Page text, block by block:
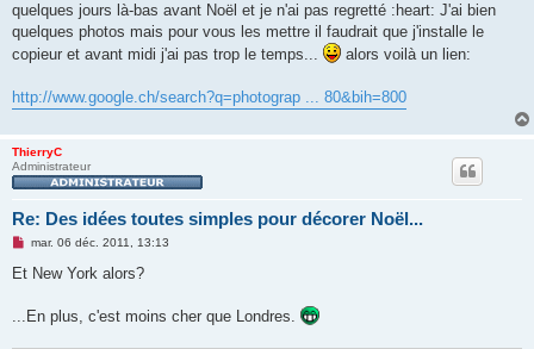
quelques jours là-bas avant Noël et je n'ai pas regretté :heart: J'ai bien
quelques photos mais pour vous les mettre il faudrait que j'installe le
copieur et avant midi j'ai pas trop le temps...
alors voilà un lien:
http://www.google.ch/search?q=photograp ... 80&bih=800
ThierryC
Administrateur
Re: Des idées toutes simples pour décorer Noël...
M
s
g
mar. 06 déc. 2011, 13:13
Et New York alors?
...En plus, c'est moins cher que Londres.